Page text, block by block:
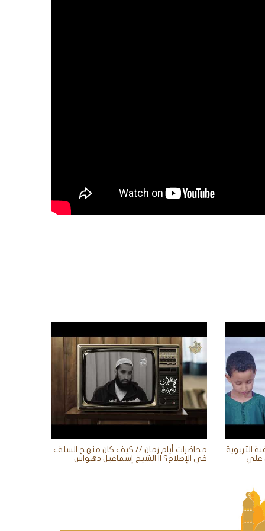
محاضرات أيام زمان // كيف كان منهج السلف
في الإصلاح؟ || الشيخ إسماعيل دهواس
التربوية